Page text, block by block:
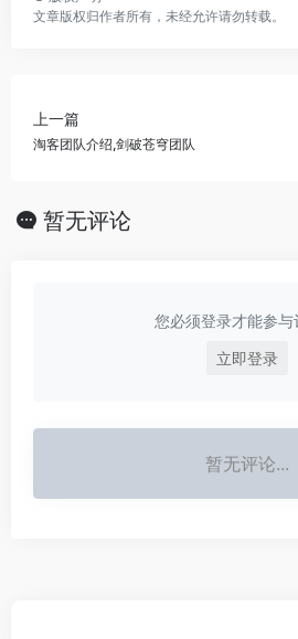
文章版权归作者所有，未经允许请勿转载。
上一篇
淘客团队介绍,剑破苍穹团队
暂无评论
您必须登录才能参与
立即登录
暂无评论...